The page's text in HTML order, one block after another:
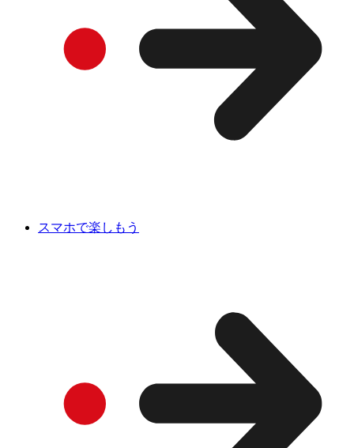
スマホで楽しもう